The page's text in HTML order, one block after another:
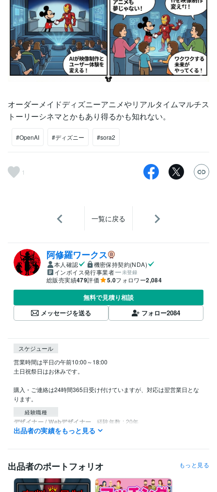
オーダーメイドディズニーアニメやリアルタイムマルチス
トーリーシネマとかもあり得るかも知れない。
#OpenAI #ディズニー #sora2
1
一覧に戻る
阿修羅ワークス
本人確認
機密保持契約(NDA)
インボイス発行事業者
未登録
総販売実績479評価 5.0フォロワー2,084
無料で見積り相談
メッセージを送る
フォロー2084
スケジュール
営業時間は平日の午前10:00～18:00
土日祝祭日はお休みです。
購入・ご連絡は24時間365日受け付けていますが、対応は翌営業日とな
ります。
経験職種
デザイナー / Webデザイナー 経験年数 : 20年
エンジニア / フロントエンドエンジニア
エンジニア / iOSエンジニア 経験年数 : 5年
エンジニア / Androidエンジニア
プログラミング言語・フレームワーク
CSS:6年Dart:1年HTML:10年 JavaScript:6年PHP:6年Python:3年
出品者の実績をもっと見る
出品者のポートフォリオ もっと見る